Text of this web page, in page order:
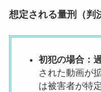
想定される量刑（判
初犯の場合：
された動画が
は被害者が特